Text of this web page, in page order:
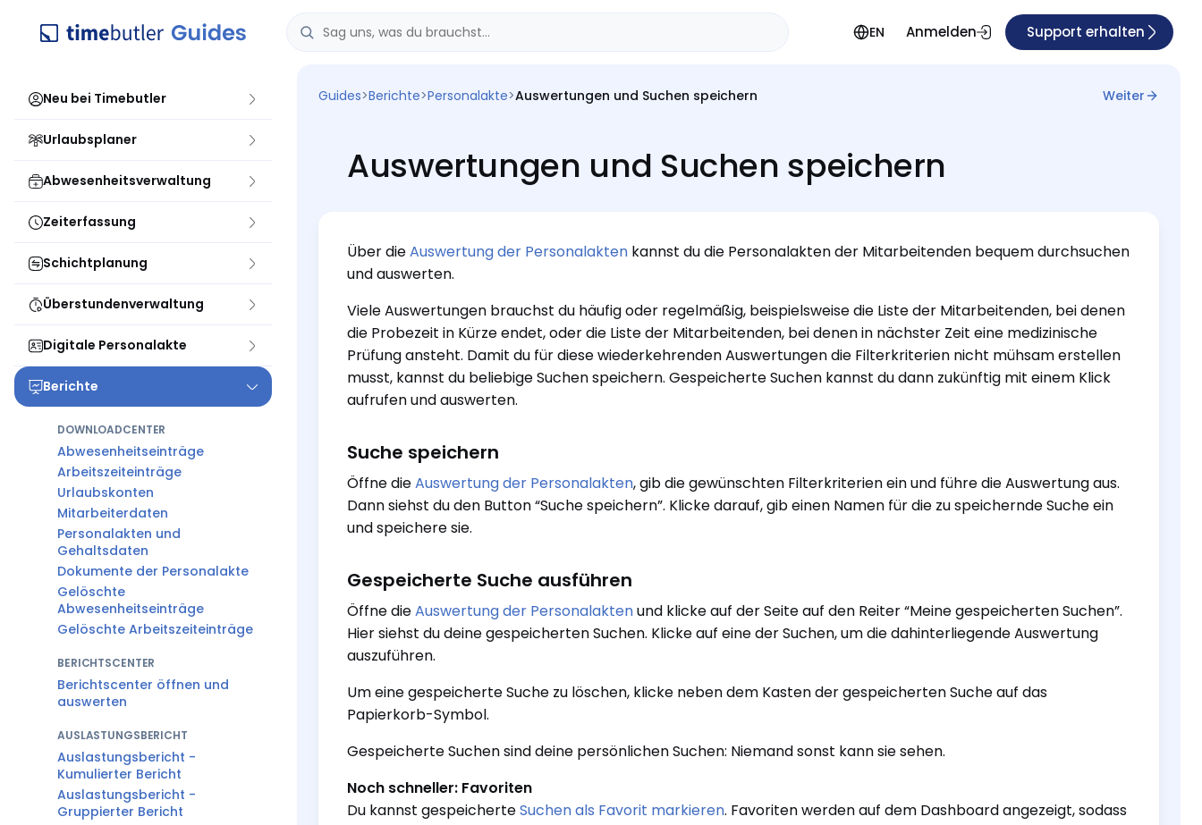
EN Anmelden Support erhalten
Neu bei Timebutler
Urlaubsplaner
Abwesenheitsverwaltung
Zeiterfassung
Schichtplanung
Überstundenverwaltung
Digitale Personalakte
Berichte
DOWNLOADCENTER
Abwesenheitseinträge
Arbeitszeiteinträge
Urlaubskonten
Mitarbeiterdaten
Personalakten und
Gehaltsdaten
Dokumente der Personalakte
Gelöschte
Abwesenheitseinträge
Gelöschte Arbeitszeiteinträge
BERICHTSCENTER
Berichtscenter öffnen und
auswerten
AUSLASTUNGSBERICHT
Auslastungsbericht -
Kumulierter Bericht
Auslastungsbericht -
Gruppierter Bericht
Guides>Berichte>Personalakte>Auswertungen und Suchen speichern Weiter
Auswertungen und Suchen speichern
Über dieAuswertung der Personalakten kannst du die Personalakten der Mitarbeitenden bequem durchsuchen
und auswerten.
Viele Auswertungen brauchst du häufig oder regelmäßig, beispielsweise die Liste der Mitarbeitenden, bei denen
die Probezeit in Kürze endet, oder die Liste der Mitarbeitenden, bei denen in nächster Zeit eine medizinische
Prüfung ansteht. Damit du für diese wiederkehrenden Auswertungen die Filterkriterien nicht mühsam erstellen
musst, kannst du beliebige Suchen speichern. Gespeicherte Suchen kannst du dann zukünftig mit einem Klick
aufrufen und auswerten.
Suche speichern
Öffne dieAuswertung der Personalakten, gib die gewünschten Filterkriterien ein und führe die Auswertung aus.
Dann siehst du den Button “Suche speichern”. Klicke darauf, gib einen Namen für die zu speichernde Suche ein
und speichere sie.
Gespeicherte Suche ausführen
Öffne dieAuswertung der Personalaktenund klicke auf der Seite auf den Reiter “Meine gespeicherten Suchen”.
Hier siehst du deine gespeicherten Suchen. Klicke auf eine der Suchen, um die dahinterliegende Auswertung
auszuführen.
Um eine gespeicherte Suche zu löschen, klicke neben dem Kasten der gespeicherten Suche auf das
Papierkorb-Symbol.
Gespeicherte Suchen sind deine persönlichen Suchen: Niemand sonst kann sie sehen.
Noch schneller: Favoriten
Du kannst gespeicherteSuchen als Favorit markieren. Favoriten werden auf dem Dashboard angezeigt, sodass